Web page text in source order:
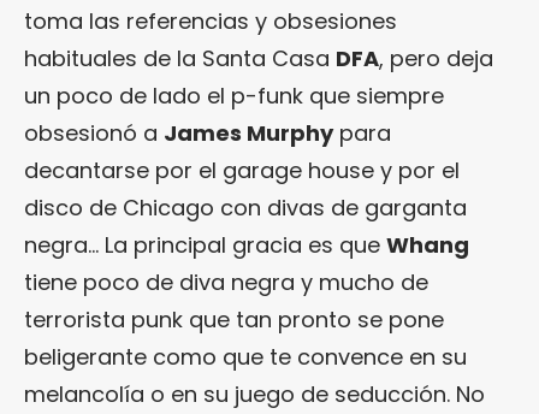
toma las referencias y obsesiones
habituales de la Santa Casa DFA, pero deja
un poco de lado el p-funk que siempre
obsesionó a James Murphypara
decantarse por el garage house y por el
disco de Chicago con divas de garganta
negra… La principal gracia es que Whang
tiene poco de diva negra y mucho de
terrorista punk que tan pronto se pone
beligerante como que te convence en su
melancolía o en su juego de seducción. No